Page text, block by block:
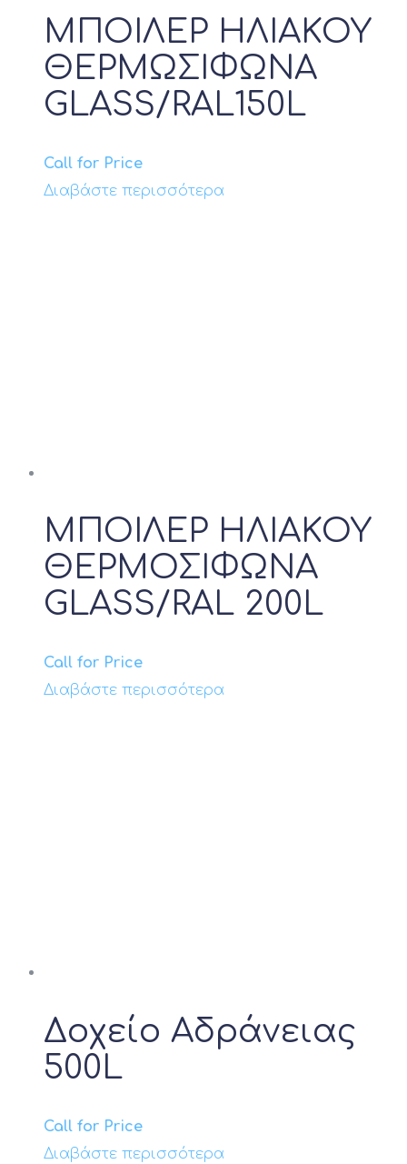
ΜΠΟΙΛΕΡ ΗΛΙΑΚΟΥ
ΘΕΡΜΩΣΙΦΩΝΑ
GLASS/RAL150L
Call for Price
Διαβάστε περισσότερα
ΜΠΟΙΛΕΡ ΗΛΙΑΚΟΥ
ΘΕΡΜΟΣΙΦΩΝΑ
GLASS/RAL 200L
Call for Price
Διαβάστε περισσότερα
Δοχείο Αδράνειας
500L
Call for Price
Διαβάστε περισσότερα